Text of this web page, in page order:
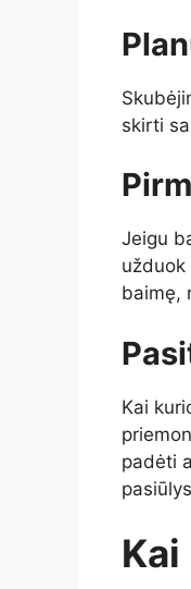
skirti
Jeigu
užduok
baimę,
Kai
padėti